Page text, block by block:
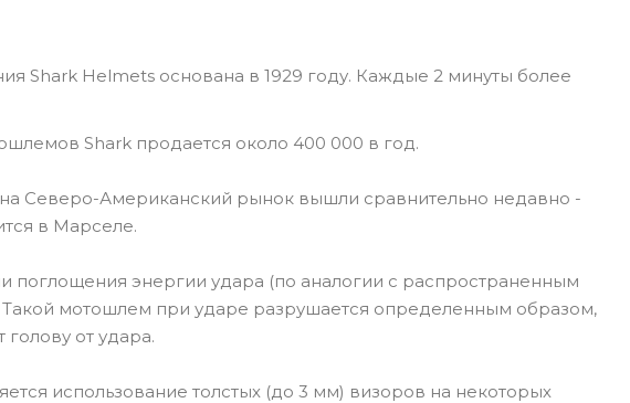
Shark Helmets основана в 1929 году. Каждые 2 минуты более
Shark продается около 400 000 в год.
Северо-Американский рынок вышли сравнительно недавно -
в Марселе.
поглощения энергии удара (по аналогии с распространенным
мотошлем при ударе разрушается определенным образом,
от удара.
использование толстых (до 3 мм) визоров на некоторых